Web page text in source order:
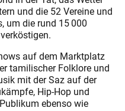
und die 52 Vereine und
um die rund 15 000
auf dem Marktplatz
tamilischer Folklore und
mit der Saz auf der
Hip-Hop und
ebenso wie